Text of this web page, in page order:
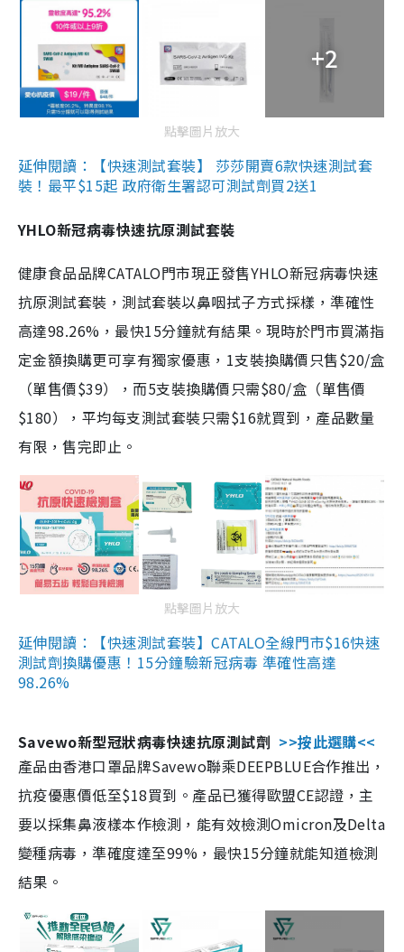
+2
點擊圖片放大
延伸閱讀：【快速測試套裝】 莎莎開賣6款快速測試套
裝！最平$15起 政府衛生署認可測試劑買2送1
YHLO新冠病毒快速抗原測試套裝
健康食品品牌CATALO門市現正發售YHLO新冠病毒快速
抗原測試套裝，測試套裝以鼻咽拭子方式採樣，準確性
高達98.26%，最快15分鐘就有結果。現時於門市買滿指
定金額換購更可享有獨家優惠，1支裝換購價只售$20/盒
（單售價$39），而5支裝換購價只需$80/盒（單售價
$180），平均每支測試套裝只需$16就買到，產品數量
有限，售完即止。
點擊圖片放大
延伸閱讀：【快速測試套裝】CATALO全線門市$16快速
測試劑換購優惠！15分鐘驗新冠病毒 準確性高達
98.26%
Savewo新型冠狀病毒快速抗原測試劑 >>按此選購<<
產品由香港口罩品牌Savewo聯乘DEEPBLUE合作推出，
抗疫優惠價低至$18買到。產品已獲得歐盟CE認證，主
要以採集鼻液樣本作檢測，能有效檢測Omicron及Delta
變種病毒，準確度達至99%，最快15分鐘就能知道檢測
結果。